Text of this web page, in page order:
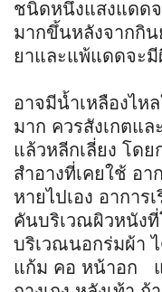
ชนิดหนึ่งแสงแดดจ
มากขึ้นหลังจากกิ
ยาและแพ้แดดจะ
อาจมีน้ำเหลืองไห
มาก ควรสังเกตแล
แล้วหลีกเลี่ยง โดย
สำอางที่เคยใช้ อ
หายไปเอง อากา
คันบริเวณผิวหนัง
บริเวณนอกร่มผ้า
แก้ม คอ หน้าอก